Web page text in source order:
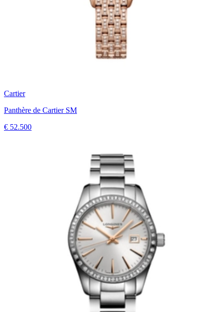
Cartier
Panthère de Cartier SM
€ 52.500